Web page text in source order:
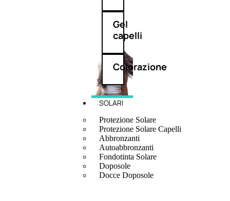
Gel
capelli
Colorazione
SOLARI
Protezione Solare
Protezione Solare Capelli
Abbronzanti
Autoabbronzanti
Fondotinta Solare
Doposole
Docce Doposole